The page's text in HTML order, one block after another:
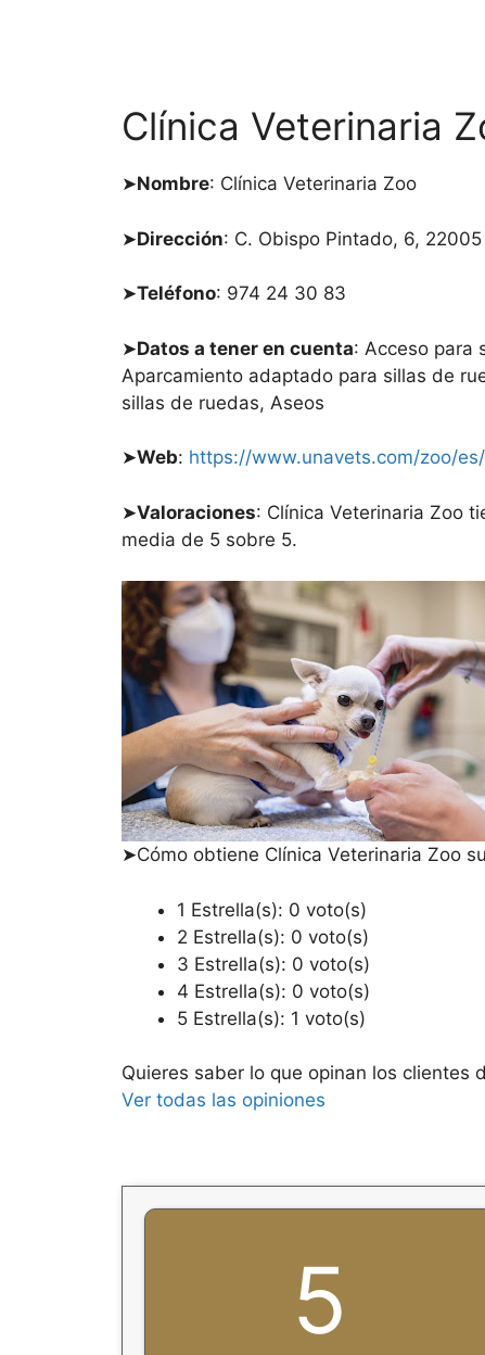
Clínica Veterinaria
➤Nombre: Clínica Veterinaria Zoo
➤Dirección: C. Obispo Pintado, 6,
➤Teléfono: 974 24 30 83
➤Datos a tener en cuenta: Acceso para
Aparcamiento adaptado para sillas de
sillas de ruedas, Aseos
➤Web: https://www.unavets.com/zoo/es/
➤Valoraciones: Clínica Veterinaria Zoo
media de 5 sobre 5.
➤Cómo obtiene Clínica Veterinaria Zoo
1 Estrella(s): 0 voto(s)
2 Estrella(s): 0 voto(s)
3 Estrella(s): 0 voto(s)
4 Estrella(s): 0 voto(s)
5 Estrella(s): 1 voto(s)
Quieres saber lo que opinan los clientes
Ver todas las opiniones
5